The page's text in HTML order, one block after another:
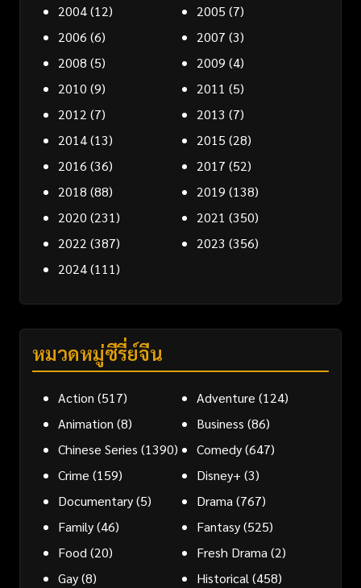
2004(12) 2005 (7)
2006 (6) 2007 (3)
2008 (5) 2009 (4)
2010 (9) 2011 (5)
2012 (7) 2013 (7)
2014(13) 2015 (28)
2016 (36) 2017 (52)
2018 (88) 2019 (138)
2020 (231) 2021 (350)
2022 (387) 2023 (356)
2024(111)
หมวดหมู่ซีรี่ย์จีน
Action (517) Adventure (124)
Animation (8) Business (86)
Chinese Series (1390) Comedy(647)
Crime (159) Disney+ (3)
Documentary(5) Drama (767)
Family(46) Fantasy(525)
Food (20) Fresh Drama (2)
Gay(8) Historical (458)